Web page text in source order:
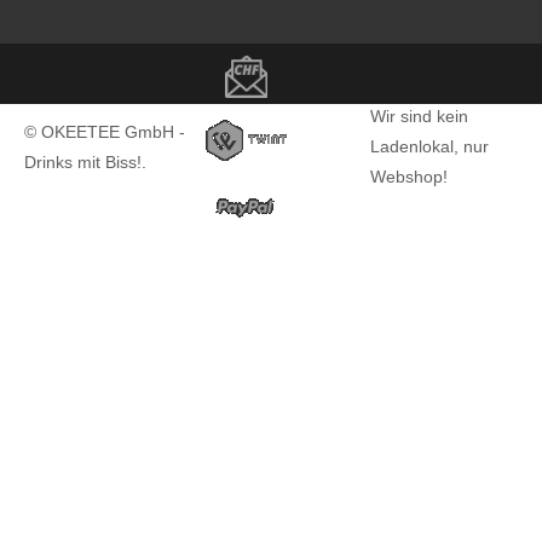
© OKEETEE GmbH -
Drinks mit Biss!.
Wir sind kein
Ladenlokal, nur
Webshop!